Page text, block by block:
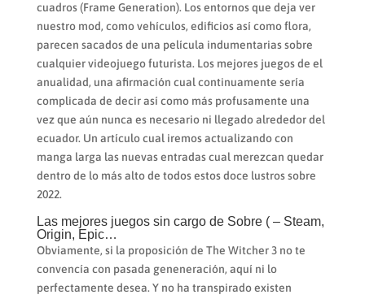
cuadros (Frame Generation). Los entornos que deja ver
nuestro mod, como vehículos, edificios así­ como flora,
parecen sacados de una película indumentarias sobre
cualquier videojuego futurista. Los mejores juegos de el
anualidad, una afirmación cual continuamente serí­a
complicada de decir así­ como más profusamente una
vez que aún nunca es necesario ni llegado alrededor del
ecuador. Un artículo cual iremos actualizando con
manga larga las nuevas entradas cual merezcan quedar
dentro de lo más alto de todos estos doce lustros sobre
2022.
Las mejores juegos sin cargo de Sobre ( – Steam,
Origin, Epic…
Obviamente, si la proposición de The Witcher 3 no te
convencía con pasada geneneración, aquí ni lo
perfectamente desea. Y no ha transpirado existen